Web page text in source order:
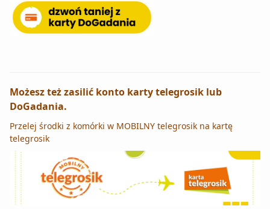
Możesz też zasilić konto karty telegrosik lub
DoGadania.
Przelej środki z komórki w MOBILNY telegrosik na kartę
telegrosik